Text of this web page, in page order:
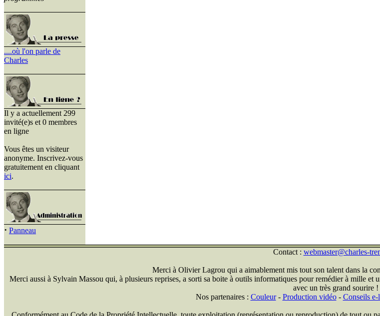
....où l'on parle de
Charles
Il y a actuellement 299
invité(e)s et 0 membres
en ligne
Vous êtes un visiteur
anonyme. Inscrivez-vous
gratuitement en cliquant
ici.
· Panneau
Contact : webmaster@charles-
Merci à Olivier Lagrou qui a aimablement mis tout son talent dans la
Merci aussi à Sylvain Massou qui, à plusieurs reprises, a sorti sa boite à outils informatiques pour remédier à mille
avec un très grand sourire !
Nos partenaires : Couleur- Production vidéo- Conseils